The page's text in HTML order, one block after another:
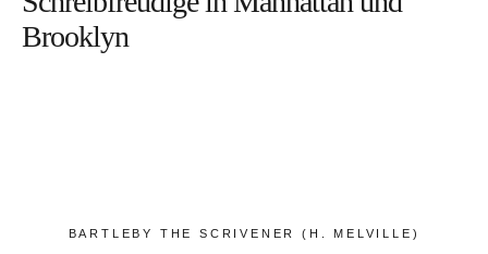
Papier & Stift
Schreiben & Reisen
Brooklyn
BARTLEBY THE SCRIVENER (H. MELVILLE)